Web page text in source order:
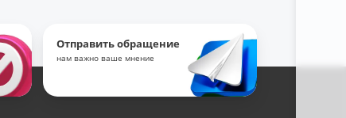
Отправить обращение
нам важно ваше мнение